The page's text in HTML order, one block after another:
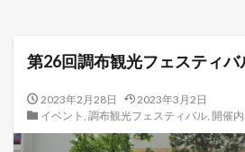
第26回調布観光フェスティバ
2023年2月28日
2023年3月2日
イベント , 調布観光フェスティバル, 開催